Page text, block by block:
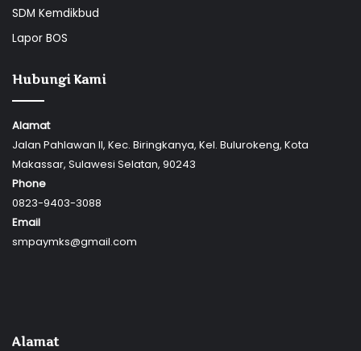
SDM Kemdikbud
Lapor BOS
Hubungi Kami
Alamat
Jalan Pahlawan II, Kec. Biringkanya, Kel. Bulurokeng, Kota
Makassar, Sulawesi Selatan, 90243
Phone
0823-9403-3088
Email
smpaymks@gmail.com
Alamat